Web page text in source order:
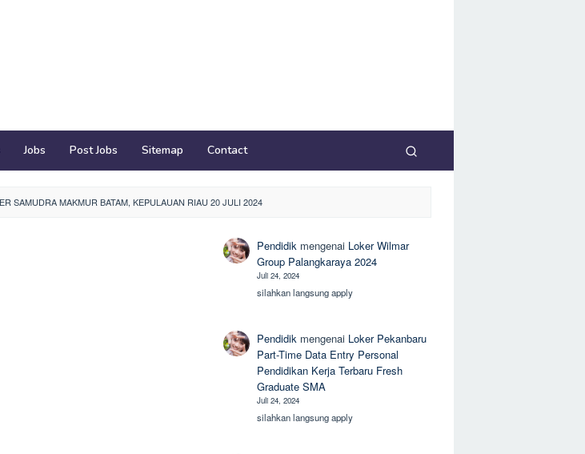
Jobs Post Jobs Sitemap Contact
SAMUDRA MAKMUR BATAM, KEPULAUAN RIAU 20 JULI 2024
Pendidik mengenai Loker Wilmar
Group Palangkaraya 2024
Juli 24, 2024
silahkan langsung apply
Pendidik mengenai Loker Pekanbaru
Part-Time Data Entry Personal
Pendidikan Kerja Terbaru Fresh
Graduate SMA
Juli 24, 2024
silahkan langsung apply